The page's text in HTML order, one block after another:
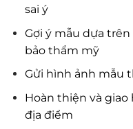
sai ý
Gợi ý mẫu dựa
bảo thẩm mỹ
Gửi hình ảnh mẫu
Hoàn thiện và
địa điểm